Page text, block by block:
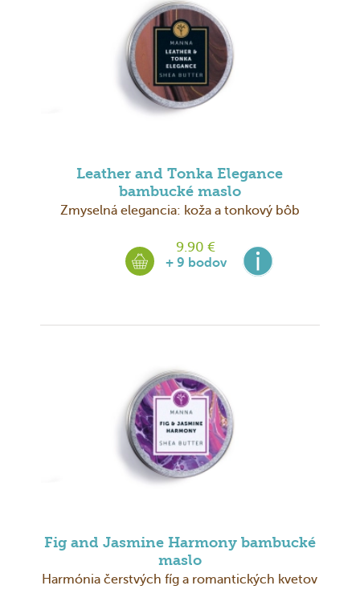
Leather and Tonka Elegance
bambucké maslo
Zmyselná elegancia: koža a tonkový bôb
9.90 €
+ 9 bodov
Fig and Jasmine Harmony bambucké
maslo
Harmónia čerstvých fíg a romantických kvetov